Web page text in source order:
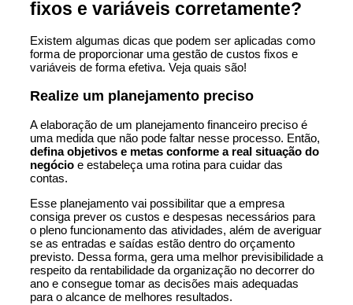
fixos e variáveis corretamente?
Existem algumas dicas que podem ser aplicadas como
forma de proporcionar uma gestão de custos fixos e
variáveis de forma efetiva. Veja quais são!
Realize um planejamento preciso
A elaboração de um planejamento financeiro preciso é
uma medida que não pode faltar nesse processo. Então,
defina objetivos e metas conforme a real situação do
negócio e estabeleça uma rotina para cuidar das
contas.
Esse planejamento vai possibilitar que a empresa
consiga prever os custos e despesas necessários para
o pleno funcionamento das atividades, além de averiguar
se as entradas e saídas estão dentro do orçamento
previsto. Dessa forma, gera uma melhor previsibilidade a
respeito da rentabilidade da organização no decorrer do
ano e consegue tomar as decisões mais adequadas
para o alcance de melhores resultados.